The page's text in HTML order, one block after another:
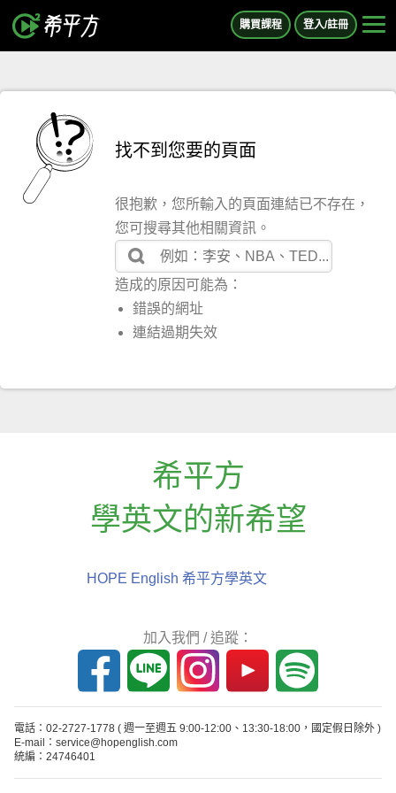
購買課程 登入/註冊
找不到您要的頁面
很抱歉，您所輸入的頁面連結已不存在，
您可搜尋其他相關資訊。
造成的原因可能為：
錯誤的網址
連結過期失效
希平方
學英文的新希望
HOPE English 希平方學英文
加入我們 / 追蹤：
電話：02-2727-1778 ( 週一至週五 9:00-12:00、13:30-18:00，國定假日除外 )
E-mail：service@hopenglish.com
統編：24746401